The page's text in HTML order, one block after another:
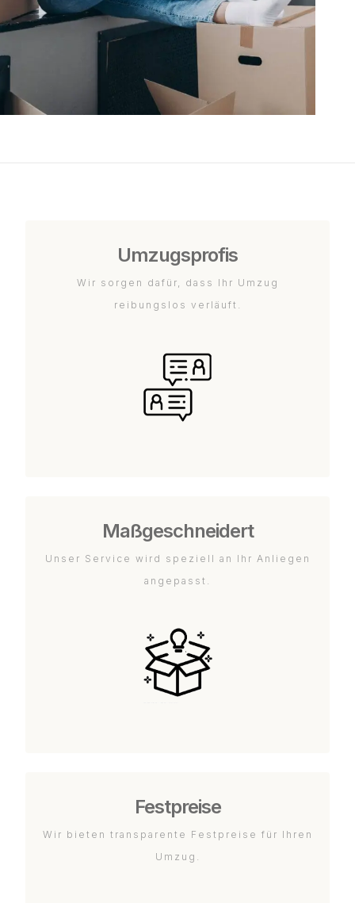
Umzugsprofis
Wir sorgen dafür, dass Ihr Umzug
reibungslos verläuft.
Maßgeschneidert
Unser Service wird speziell an Ihr Anliegen
angepasst.
Festpreise
Wir bieten transparente Festpreise für Ihren
Umzug.